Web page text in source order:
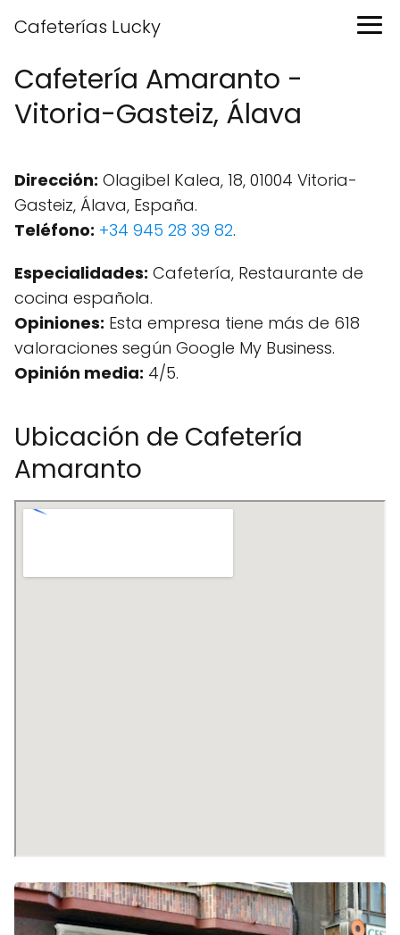
Cafeterías Lucky
Cafetería Amaranto -
Vitoria-Gasteiz, Álava
Dirección: Olagibel Kalea, 18, 01004 Vitoria-
Gasteiz, Álava, España.
Teléfono: +34 945 28 39 82.
Especialidades: Cafetería, Restaurante de
cocina española.
Opiniones: Esta empresa tiene más de 618
valoraciones según Google My Business.
Opinión media: 4/5.
Ubicación de Cafetería
Amaranto